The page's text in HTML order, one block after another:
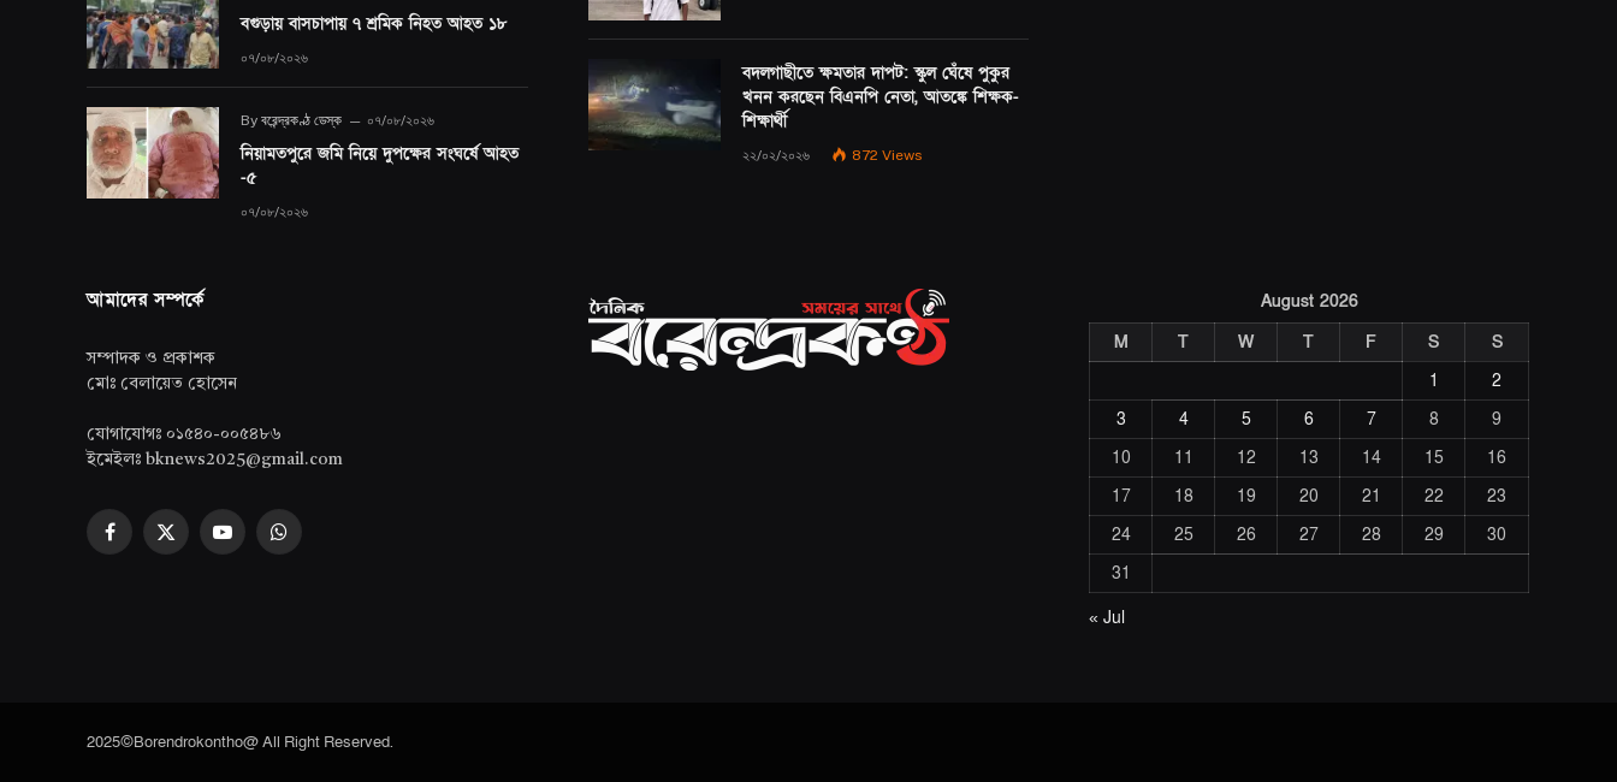
বগুড়ায় বাসচাপায় ৭ শ্রমিক নিহত আহত ১৮
০৭/০৮/২০২৬
By বরেন্দ্রকণ্ঠ ডেস্ক ০৭/০৮/২০২৬
নিয়ামতপুরে জমি নিয়ে দুপক্ষের সংঘর্ষে আহত
-৫
০৭/০৮/২০২৬
বদলগাছীতে ক্ষমতার দাপট: স্কুল ঘেঁষে পুকুর
খনন করছেন বিএনপি নেতা, আতঙ্কে শিক্ষক-
শিক্ষার্থী
২২/০২/২০২৬ 872 Views
আমাদের সম্পর্কে
সম্পাদক ও প্রকাশক
মোঃ বেলায়েত হোসেন
যোগাযোগঃ ০১৫৪০-০০৫৪৮৬
ইমেইলঃ bknews2025@gmail.com
Facebook
X
YouTubeWhatsApp
August 2026
M
T W T F S
S
1
2
3
4 5 6 7 8
9
10
11 12 13 14 15
16
17
18 19 20 21 22
23
24
25 26 27 28 29
30
31
« Jul
2025©Borendrokontho@ All Right Reserved.